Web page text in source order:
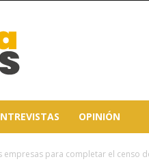
OPINIÓN
empresas para completar el censo